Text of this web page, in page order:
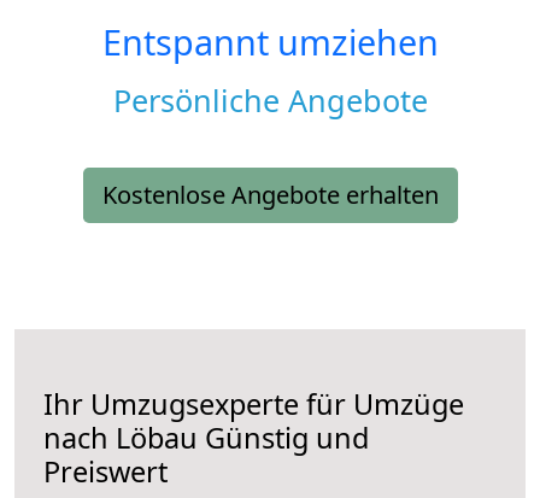
Entspannt umziehen
Persönliche Angebote
Kostenlose Angebote erhalten
Ihr Umzugsexperte für Umzüge
nach Löbau Günstig und
Preiswert